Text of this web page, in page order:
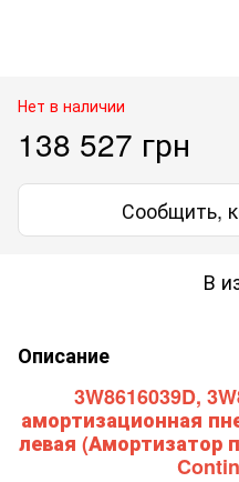
Нет в наличии
138 527 грн
Сообщить,
В
Описание
3W8616039D,
амортизационная
левая (Амортизатор